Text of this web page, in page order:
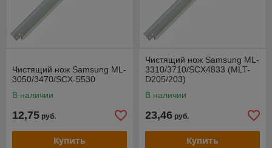
Чистящий нож Samsung ML-
3050/3470/SCX-5530
В наличии
12,75 руб.
Купить
Чистящий нож Samsung ML-
3310/3710/SCX4833 (MLT-
D205/203)
В наличии
23,46 руб.
Купить